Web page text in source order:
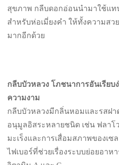
สุขภาพ กลีบดอกอ่อนนำมาใช้แท
สำหรับห่อเมี่ยงคำ ให้ทั้งความส
มากอีกด้วย
กลีบบัวหลวง โภชนาการอันเรียบ
ความงาม
กลีบบัวหลวงมีกลิ่นหอมและรสฝา
อนุมูลอิสระหลายชนิด เช่น ฟลาโ
มะเร็งและการเสื่อมสภาพของเซ
ไฟเบอร์ที่ช่วยเรื่องระบบย่อยอาห